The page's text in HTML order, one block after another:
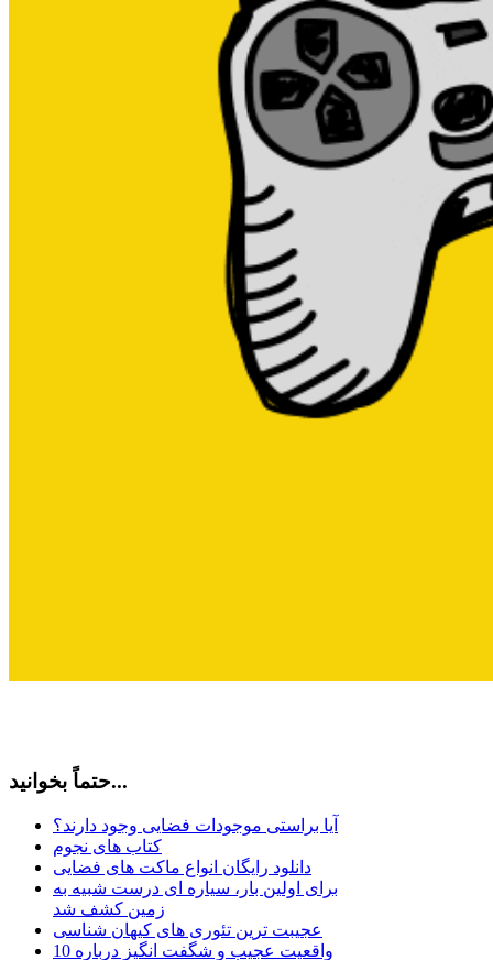
حتماً بخوانید...
آیا براستی موجودات فضایی وجود دارند؟
کتاب های نجوم
دانلود رایگان انواع ماکت های فضایی
برای اولین بار، سیاره ای درست شبیه به
زمین کشف شد
عجیبت ترین تئوری های کیهان شناسی
10 واقعیت عجیب و شگفت انگیز درباره